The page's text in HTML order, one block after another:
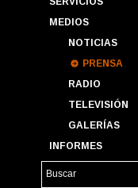
MEDIOS
NOTICIAS
PRENSA
RADIO
TELEVISIÓN
GALERÍAS
INFORMES